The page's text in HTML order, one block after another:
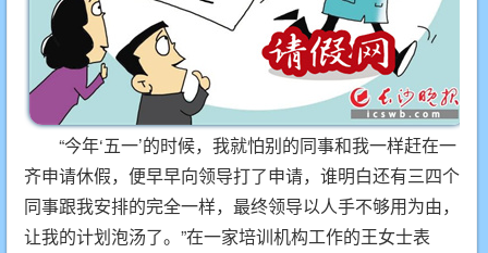
“今年‘五一’的时候，我就怕别的同事和我一样赶在一
齐申请休假，便早早向领导打了申请，谁明白还有三四个
同事跟我安排的完全一样，最终领导以人手不够用为由，
让我的计划泡汤了。”在一家培训机构工作的王女士表